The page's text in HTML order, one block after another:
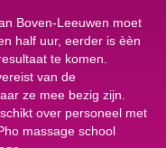
Boven-Leeuwen moet
half uur, eerder is èèn
te komen.
van de
ze mee bezig zijn.
over personeel met
massage school